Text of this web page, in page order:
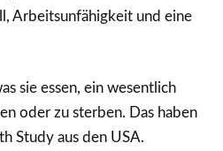
Arbeitsunfähigkeit und eine
sie essen, ein wesentlich
oder zu sterben. Das haben
Study aus den USA.